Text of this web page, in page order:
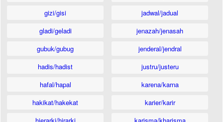
gizi/gisi
gladi/geladi
gubuk/gubug
hadis/hadist
hafal/hapal
hakikat/hakekat
jadwal/jadual
jenazah/jenasah
jenderal/jendral
justru/justeru
karena/karna
karier/karir